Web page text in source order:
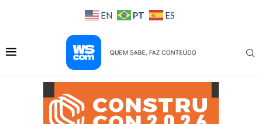
EN PT ES